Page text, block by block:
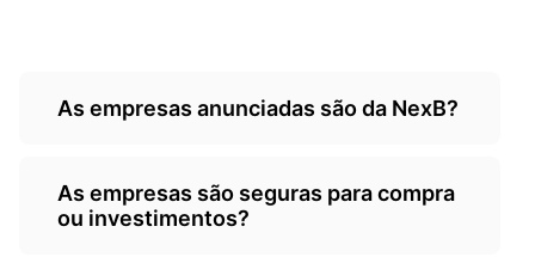
As empresas anunciadas são da NexB?
Não, as empresas são de
terceiros/empresarios e a Nexb atua
As empresas são seguras para compra
ou investimentos?